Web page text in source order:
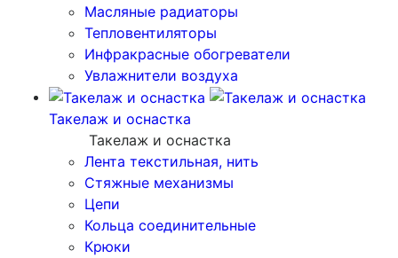
Масляные радиаторы
Тепловентиляторы
Инфракрасные обогреватели
Увлажнители воздуха
Такелаж и оснастка
Такелаж и оснастка
Лента текстильная, нить
Стяжные механизмы
Цепи
Кольца соединительные
Крюки